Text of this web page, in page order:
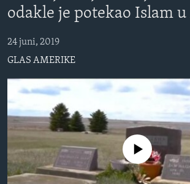
na
navigaciju
Idi
na
pretragu
FOTOGRAFIJE DANA
VIJESTI
SJEDINJENE AMERIČKE DRŽAVE
BOSNA I HERCEGOVINA
SVIJET
NAUKA I TEHNOLOGIJA
SPECIJALNI PROJEKTI
KORUPCIJA
SLOBODA MEDIJA
ŽENSKA STRANA
IZBJEGLIČKA STRANA
odakle je potekao Islam
24 juni, 2019
GLAS AMERIKE
No media source currently